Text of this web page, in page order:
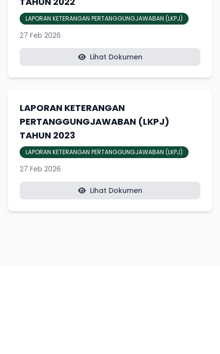
LAPORAN KETERANGAN PERTANGGUNGJAWABAN (LKPJ)
27 Feb 2026
Lihat Dokumen
LAPORAN KETERANGAN
PERTANGGUNGJAWABAN (LKPJ)
TAHUN 2023
LAPORAN KETERANGAN PERTANGGUNGJAWABAN (LKPJ)
27 Feb 2026
Lihat Dokumen